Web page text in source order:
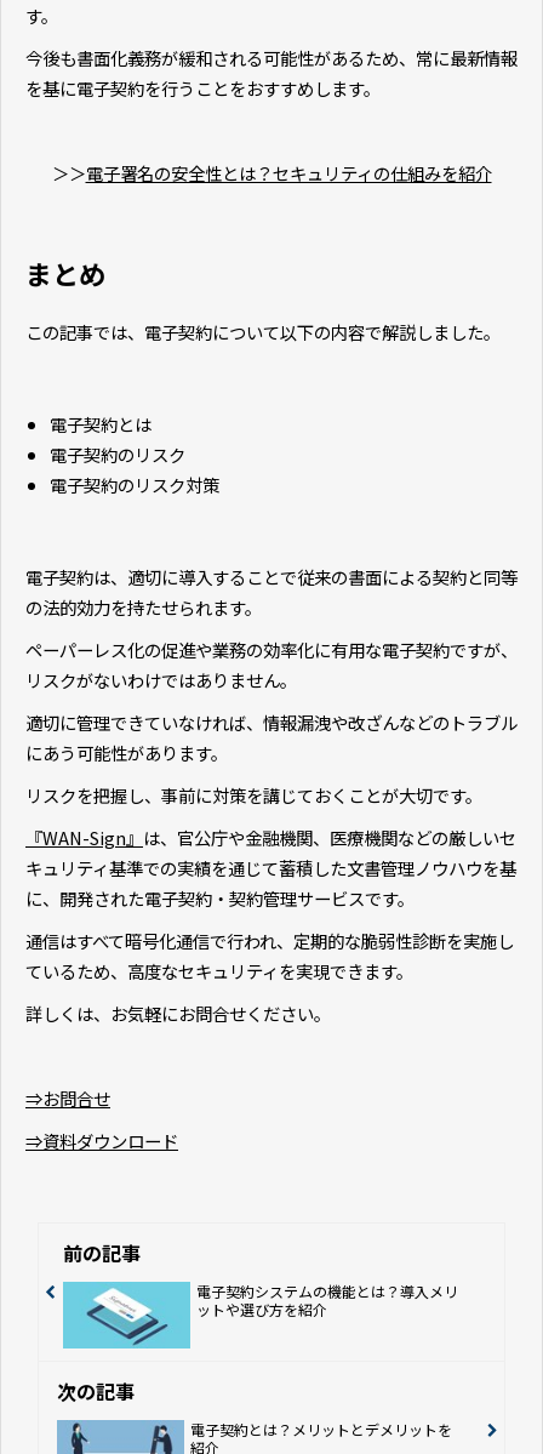
す。
今後も書面化義務が緩和される可能性があるため、常に最新情報
を基に電子契約を行うことをおすすめします。
＞＞電子署名の安全性とは？セキュリティの仕組みを紹介
まとめ
この記事では、電子契約について以下の内容で解説しました。
電子契約とは
電子契約のリスク
電子契約のリスク対策
電子契約は、適切に導入することで従来の書面による契約と同等
の法的効力を持たせられます。
ペーパーレス化の促進や業務の効率化に有用な電子契約ですが、
リスクがないわけではありません。
適切に管理できていなければ、情報漏洩や改ざんなどのトラブル
にあう可能性があります。
リスクを把握し、事前に対策を講じておくことが大切です。
『WAN-Sign』 は、官公庁や金融機関、医療機関などの厳しいセ
キュリティ基準での実績を通じて蓄積した文書管理ノウハウを基
に、開発された電子契約・契約管理サービスです。
通信はすべて暗号化通信で行われ、定期的な脆弱性診断を実施し
ているため、高度なセキュリティを実現できます。
詳しくは、お気軽にお問合せください。
⇒お問合せ
⇒資料ダウンロード
前の記事
電子契約システムの機能とは？導入メリ
ットや選び方を紹介
次の記事
電子契約とは？メリットとデメリットを
紹介